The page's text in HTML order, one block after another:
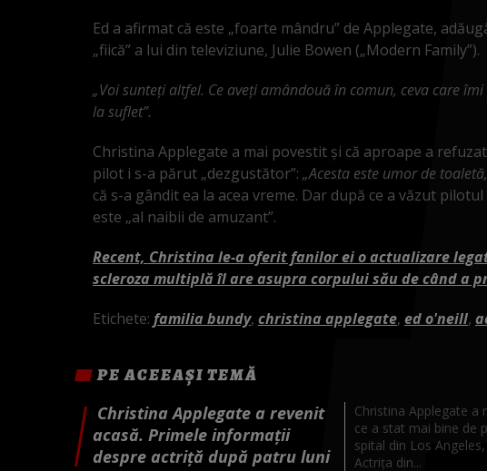
Ed a afirmat că este „foarte mândru” de Applegate,
„fiică” a lui din televiziune, Julie Bowen („Modern Family”).
„Voi sunteți altfel. Ce aveți amândouă în comun, ceva care
la suflet”.
Christina Applegate a mai povestit și că aproape a
pilot i s-a părut „dezgustător”: „Acesta este umor de
că s-a gândit ea la acea vreme. Dar după ce a văzut
este „al naibii de amuzant”.
Recent, Christina le-a oferit fanilor ei o actualizare
scleroza multiplă îl are asupra corpului său de când a
Etichete: familia bundy, christina applegate, ed o'neill,
PE ACEEAȘI TEMĂ
Christina Applegate a revenit
acasă. Primele informații
despre actriță după patru luni
Christina Applegate a
ce a stat mai bine de
spital din Los
Actrița din...